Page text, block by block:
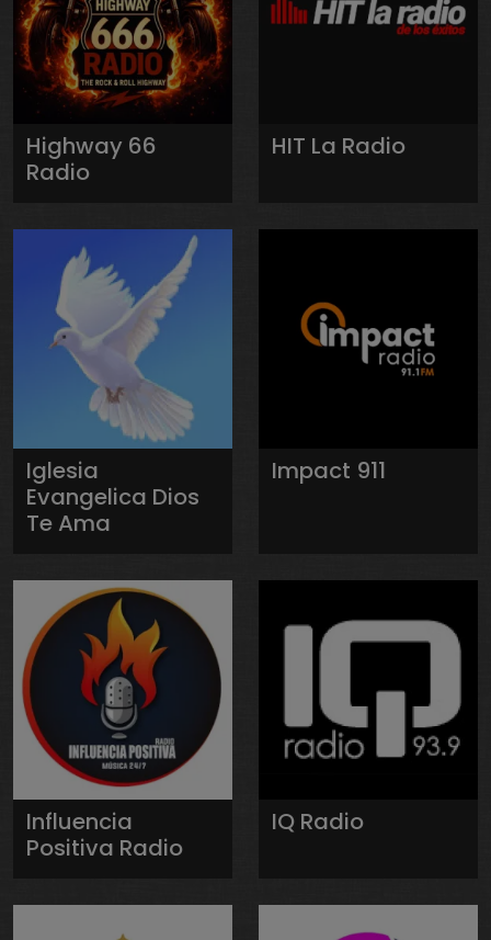
Highway 66
Radio
HIT La Radio
Iglesia
Evangelica Dios
Te Ama
Impact 911
Influencia
Positiva Radio
IQ Radio